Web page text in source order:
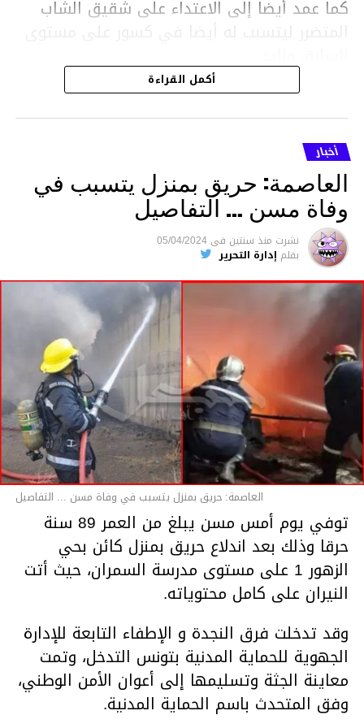
كما عمد أيضا إلى الاعتداء على شقيق الشاب
المتضرر ليتسبب له أيضا في كسور على مستوى
هذا وقد تمكن أعوان مركز الأمن الوطني بحي
هلال في توقيت قياسي من محاصرة المشتبه به
والقبض عليه وإحالته على التحقيق في خصوص
ما نُسبه إليه.
متابعة
قسم الاخبار
أكمل القراءة
أخبار
العاصمة: حريق بمنزل يتسبب في
وفاة مسن … التفاصيل
نشرت منذ سنتين فى 05/04/2024
بقلم إدارة التحرير
العاصمة: حريق بمنزل يتسبب في وفاة مسن ... التفاصيل
توفي يوم أمس مسن يبلغ من العمر 89 سنة
حرقا وذلك بعد اندلاع حريق بمنزل كائن بحي
الزهور 1 على مستوى مدرسة السمران، حيث أتت
النيران على كامل محتوياته.
وقد تدخلت فرق النجدة و الإطفاء التابعة للإدارة
الجهوية للحماية المدنية بتونس التدخل، وتمت
معاينة الجثة وتسليمها إلى أعوان الأمن الوطني،
وفق المتحدث باسم الحماية المدنية.